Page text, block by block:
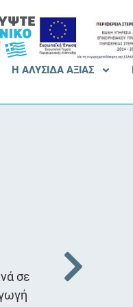
Η ΑΛΥΣΙΔΑ ΑΞΙΑΣ
σε